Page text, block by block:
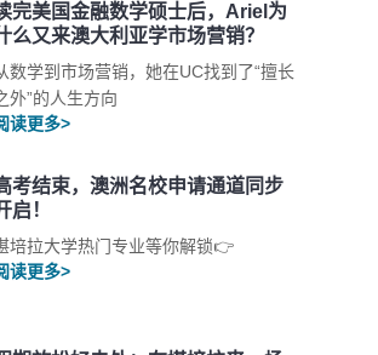
完美国金融数学硕士后，Ariel为
么又来澳大利亚学市场营销？
数学到市场营销，她在UC找到了“擅长
外”的人生方向
读更多>
考结束，澳洲名校申请通道同步
启！
培拉大学热门专业等你解锁👉
读更多>